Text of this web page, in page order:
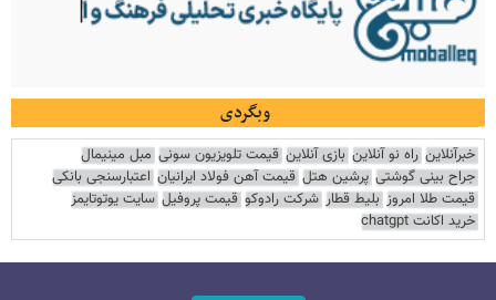
وبگردی
خبرآنلاین راه نو آنلاین بازی آنلاین قیمت تلویزیون سونی مبل مینیمال
جراح بینی گوشتی پرشین هتل قیمت آهن فولاد ایرانیان اعتبارسنجی بانکی
قیمت طلا امروز بلیط قطار شرکت رادوکو قیمت پروفیل سایت یوتوتایمز
خرید اکانت chatgpt